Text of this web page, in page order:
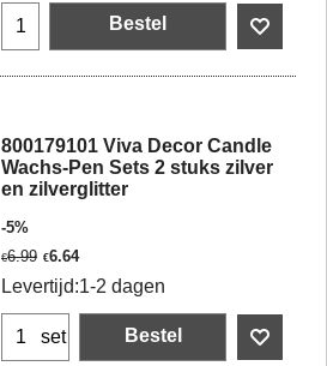
Bestel
800179101 Viva Decor Candle
Wachs-Pen Sets 2 stuks zilver
en zilverglitter
-5%
€6.99 €6.64
Levertijd:1-2 dagen
set Bestel